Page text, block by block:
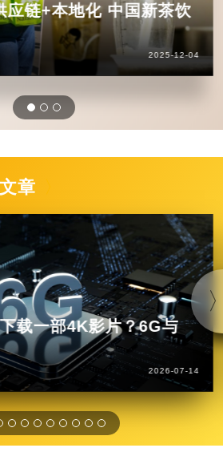
应链+本地化 中国新茶饮
2025-12-04
章
载一部4K影片？6G与
2026-07-14